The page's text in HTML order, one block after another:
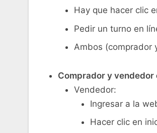
Hay que hacer clic
Pedir un turno en
Ambos (comprador
Comprador y
Vendedor:
Ingresar a la
Hacer clic en